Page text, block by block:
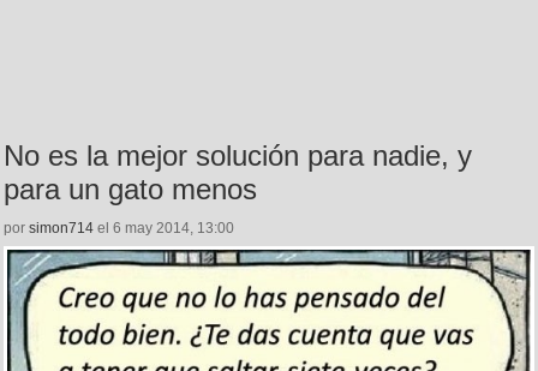
No es la mejor solución para nadie, y
para un gato menos
por simon714 el 6 may 2014, 13:00